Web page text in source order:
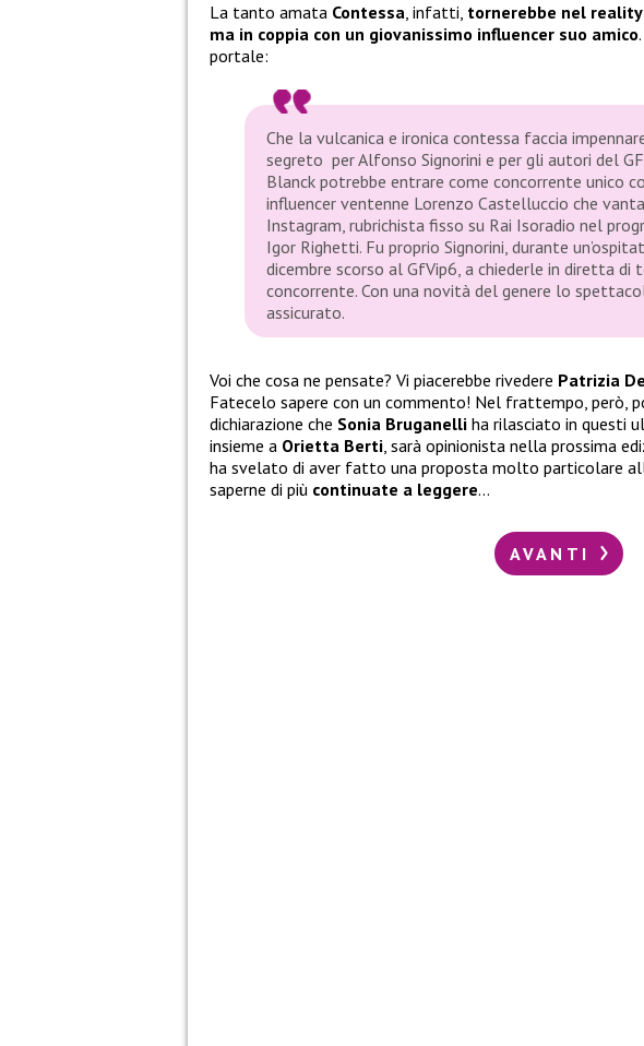
La tanto amata Contessa, infatti, tornerebbe nel
ma in coppia con un giovanissimo influencer suo amico
portale:
Che la vulcanica e ironica contessa faccia
segreto per Alfonso Signorini e per gli autori del
Blanck potrebbe entrare come concorrente unico
influencer ventenne Lorenzo Castelluccio che
Instagram, rubrichista fisso su Rai Isoradio nel
Igor Righetti. Fu proprio Signorini, durante
dicembre scorso al GfVip6, a chiederle in diretta di
concorrente. Con una novità del genere lo
assicurato.
Voi che cosa ne pensate? Vi piacerebbe rivedere Patrizia
Fatecelo sapere con un commento! Nel frattempo, però,
dichiarazione che Sonia Bruganelli ha rilasciato in questi
insieme a Orietta Berti, sarà opinionista nella prossima
ha svelato di aver fatto una proposta molto particolare
saperne di più continuate a leggere…
AVANTI